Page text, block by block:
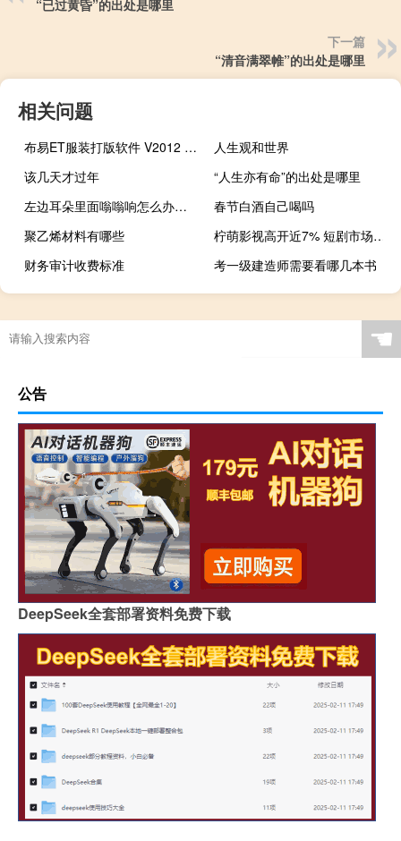
“已过黄昏”的出处是哪里
下一篇
“清音满翠帷”的出处是哪里
相关问题
布易ET服装打版软件 V2012 免狗版（布易ET服装打版软件 V2012 免狗版功能简介）
人生观和世界
该几天才过年
“人生亦有命”的出处是哪里
左边耳朵里面嗡嗡响怎么办（左边耳朵嗡嗡响怎么办）
春节白酒自己喝吗
聚乙烯材料有哪些
柠萌影视高开近7% 短剧市场备受关注
财务审计收费标准
考一级建造师需要看哪几本书
☚
公告
DeepSeek全套部署资料免费下载